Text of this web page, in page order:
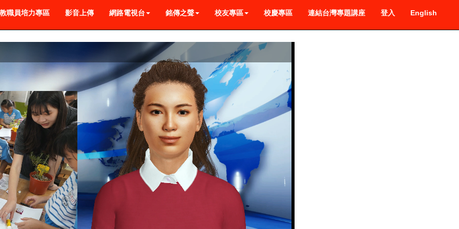
教職員培力專區 影音上傳 網路電視台 銘傳之聲 校友專區 校慶專區 連結台灣專題講座 登入 English